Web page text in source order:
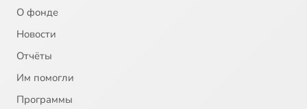
О фонде
Новости
Отчёты
Им помогли
Программы